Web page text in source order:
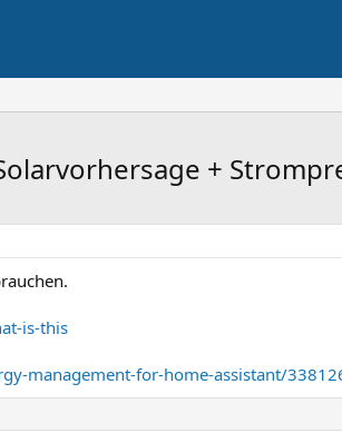
+
is-this
management-for-home-assistant/